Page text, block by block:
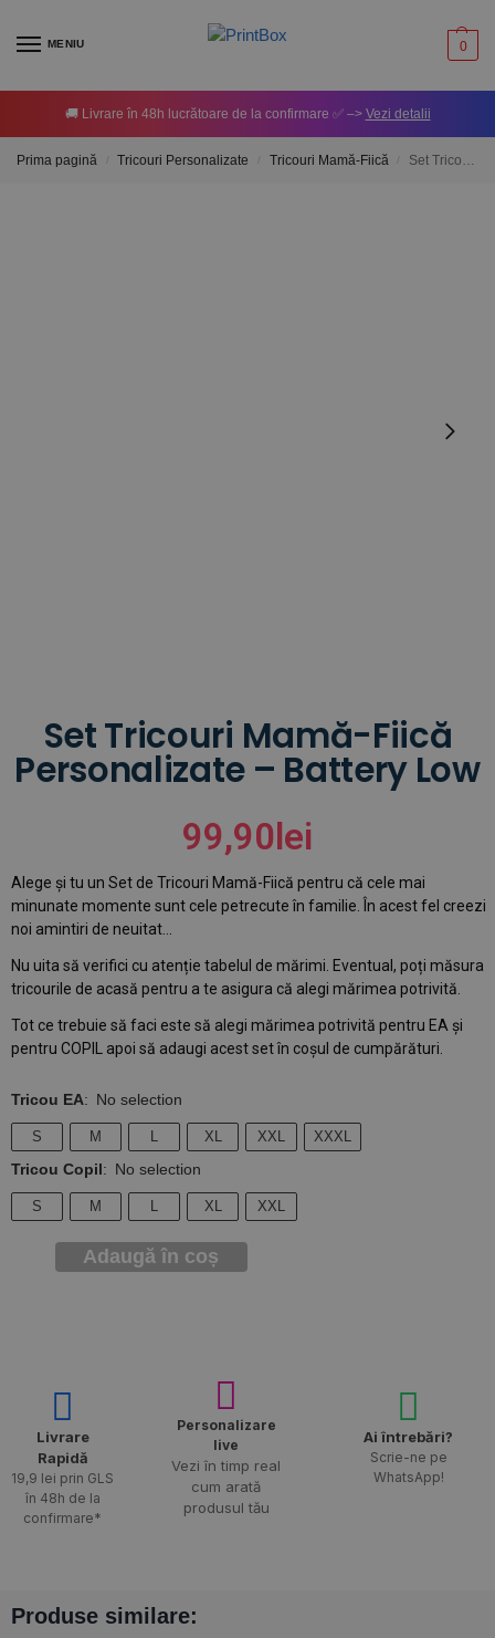
MENIU 0
🚚 Livrare în 48h lucrătoare de la confirmare ✅ –> Vezi detalii
Prima pagină Tricouri Personalizate Tricouri Mamă-Fiică Set Tricouri Mamă-Fiică Personalizate – Battery Low
Set Tricouri Mamă-Fiică
Personalizate – Battery Low
99,90lei
Alege și tu un Set de Tricouri Mamă-Fiică pentru că cele mai
minunate momente sunt cele petrecute în familie. În acest fel creezi
noi amintiri de neuitat…
Nu uita să verifici cu atenție tabelul de mărimi. Eventual, poți măsura
tricourile de acasă pentru a te asigura că alegi mărimea potrivită.
Tot ce trebuie să faci este să alegi mărimea potrivită pentru EA și
pentru COPIL apoi să adaugi acest set în coșul de cumpărături.
Tricou EA: No selection
S M L XL XXL XXXL
Tricou Copil: No selection
S M L XL XXL
Adaugă în coș
Livrare
Rapidă​
19,9 lei prin GLS
în 48h de la
confirmare*
Personalizare
live
Vezi în timp real
cum arată
produsul tău
Ai întrebări?
Scrie-ne pe
WhatsApp!
Produse similare: